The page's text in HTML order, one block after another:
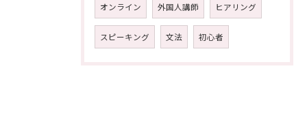
オンライン 外国人講師 ヒアリング
スピーキング 文法 初心者